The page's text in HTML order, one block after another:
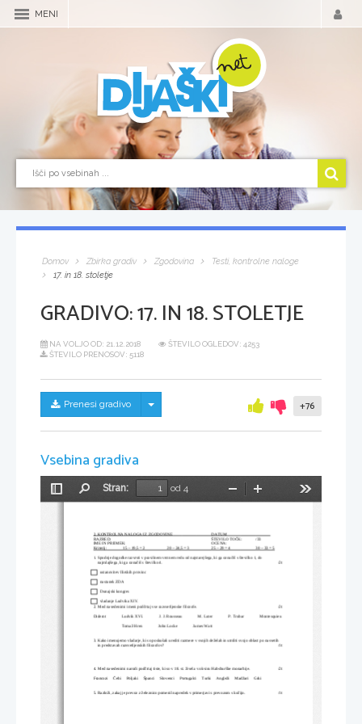
MENI
Domov Zbirka gradiv Zgodovina
Testi, kontrolne naloge
17. in 18. stoletje
GRADIVO:17. IN 18. STOLETJE
NA VOLJO OD: 21.12.2018
ŠTEVILO OGLEDOV: 4253
ŠTEVILO PRENOSOV: 5118
Prenesi gradivo Skrij/prikaži meni +76
Vsebina gradiva
Preklopi
Stran:
od 4
Pomanjšaj
2. KONTROLNA NALOGA IZ ZGODOVINE
DATUM
RAZRED:
ŠTEVILO TOČK:
/33
IME IN PRIIMEK:
OCENA:
Kriterij:
15 – 19,5 = 2 20 – 24,5 = 3 25 – 29 = 4
30 – 33 = 5
1. Spodnje dogodke razvrsti v pravilnem vrstnem redu od najstarejšega, ki ga označiš s številko 1, do
    najmlajšega, ki ga označiš s številko 4.
       /2t
ustanovitev Ilirskih provinc
nastanek ZDA
Dunajski kongres
vladanje Ludvika XIV.
2. Med navedenimi imeni podčrtaj vse razsvetljenske filozofe.
       /2t
Diderot               Ludvik XVI.               J. J. Rousseau               M. Luter               P. Trubar               Montesquieu
                           Tomaž Hren               John Locke               James Watt
3. Kako imenujemo vladarje, ki so poskušali urediti razmere v svojih deželah in utrditi svojo oblast po nasvetih
    in predstavah razsvetljenskih filozofov?
       /1t
4. Med navedenimi narodi podčrtaj tiste, ki so v 18. st. živela v okviru Habsburške monarhije.
       /2t
Francozi     Čehi     Poljaki     Španci     Slovenci     Portugalci     Turki     Angleži     Madžari     Grki
5. Razloži, zakaj je prevoz z železnico pomenil napredek v primerjavi s prevozom s kočijo.
       /1t